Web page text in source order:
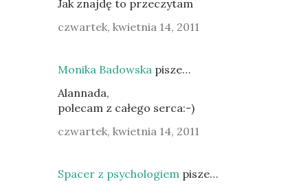
Jak znajdę to przeczytam
czwartek, kwietnia 14, 2011
Monika Badowska pisze…
Alannada,
polecam z całego serca:-)
czwartek, kwietnia 14, 2011
Spacer z psychologiem pisze…